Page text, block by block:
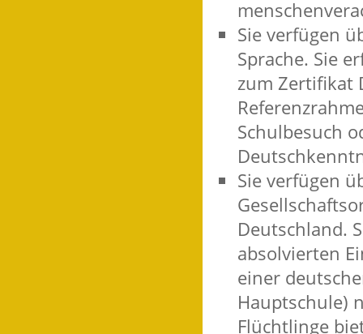
Sie verfügen
Sprache. Sie
zum Zertifikat
Schulbesuch
Sie verfügen
Deutschland.
absolvierten
einer
Hauptschule)
Flüchtlinge